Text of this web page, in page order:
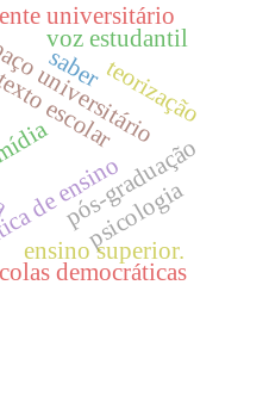
de ensino
escolar
universitário
pós-graduação
saber
universitário
democráticas
voz estudantil
psicologia
ensino superior.
teorização